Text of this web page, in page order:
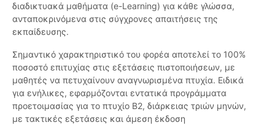
διαδικτυακά μαθήματα (e-Learning) για κάθε γλώσσα,
ανταποκρινόμενα στις σύγχρονες απαιτήσεις της
εκπαίδευσης.
Σημαντικό χαρακτηριστικό του φορέα αποτελεί το 100%
ποσοστό επιτυχίας στις εξετάσεις πιστοποιήσεων, με
μαθητές να πετυχαίνουν αναγνωρισμένα πτυχία. Ειδικά
για ενήλικες, εφαρμόζονται εντατικά προγράμματα
προετοιμασίας για το πτυχίο Β2, διάρκειας τριών μηνών,
με τακτικές εξετάσεις και άμεση έκδοση